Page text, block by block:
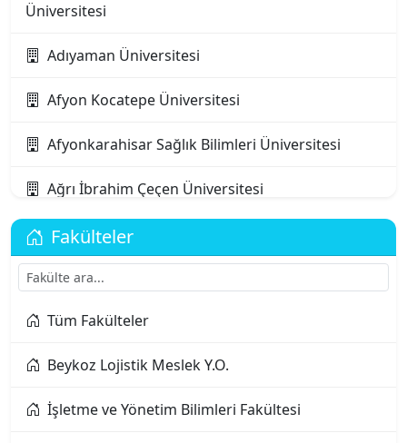
Üniversitesi
Adıyaman Üniversitesi
Afyon Kocatepe Üniversitesi
Afyonkarahisar Sağlık Bilimleri Üniversitesi
Ağrı İbrahim Çeçen Üniversitesi
Akdeniz Karpaz Üniversitesi
Akdeniz Üniversitesi
Aksaray Üniversitesi
Alanya Alaaddin Keykubat Üniversitesi
Alanya Üniversitesi
Fakülteler
Tüm Fakülteler
Beykoz Lojistik Meslek Y.O.
İşletme ve Yönetim Bilimleri Fakültesi